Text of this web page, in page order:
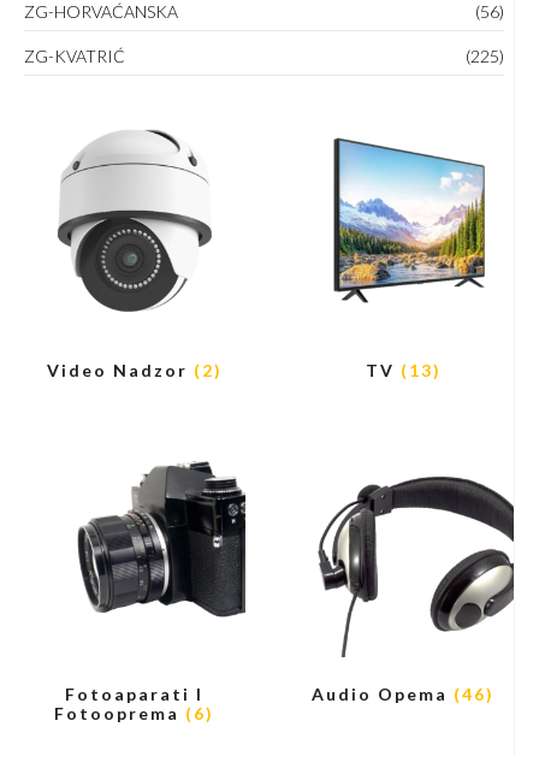
ZG-HORVAĆANSKA (56)
ZG-KVATRIĆ (225)
Video Nadzor (2) TV (13)
Fotoaparati I
Fotooprema (6)
Audio Opema (46)